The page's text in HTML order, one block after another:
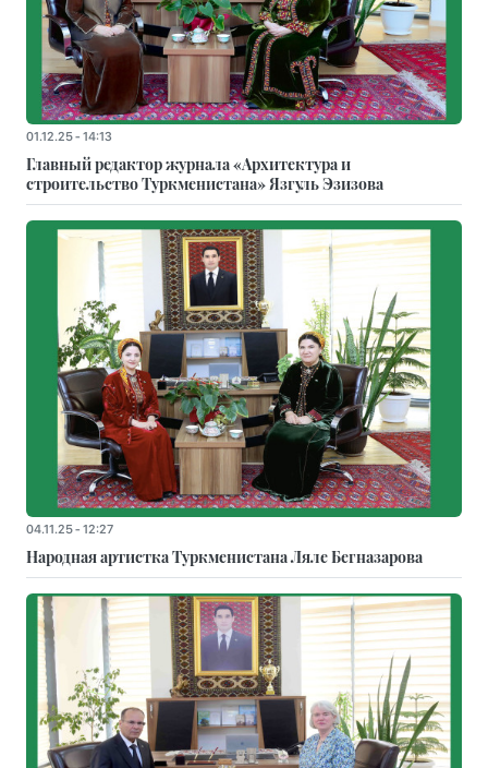
01.12.25 - 14:13
Главный редактор журнала «Архитектура и
строительство Туркменистана» Язгуль Эзизова
04.11.25 - 12:27
Народная артистка Туркменистана Ляле Бегназарова